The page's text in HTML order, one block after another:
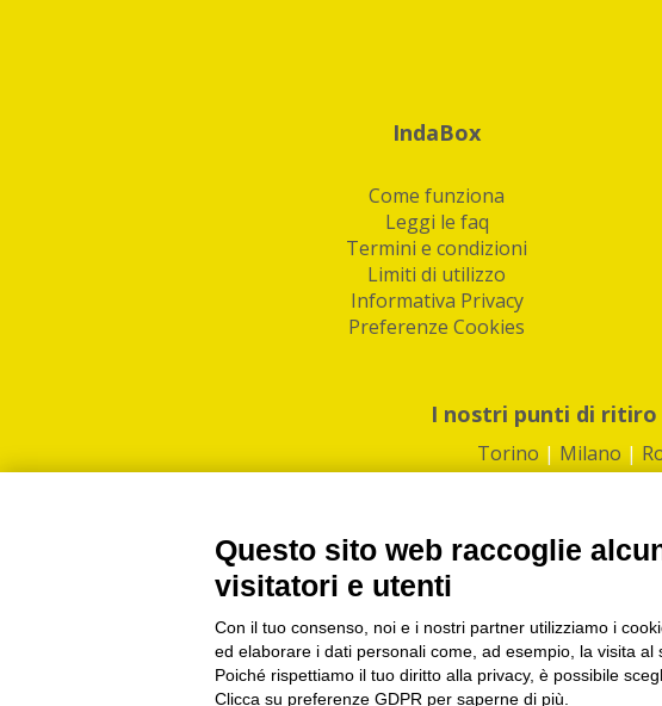
IndaBox
Come funziona
Leggi le faq
Termini e condizioni
Limiti di utilizzo
Informativa Privacy
Preferenze Cookies
I nostri punti di ritiro
Torino | Milano |
PI/CF/N°Iscr.: 10821360012 | REA:
IndaBox | Oltre 11.500 punti di ritiro tra
Questo sito web raccoglie
visitatori e utenti
Con il tuo consenso, noi e i nostri partner utilizziamo i
ed elaborare i dati personali come, ad esempio, la visita al
Poiché rispettiamo il tuo diritto alla privacy, è possibile
Clicca su preferenze GDPR per saperne di più.